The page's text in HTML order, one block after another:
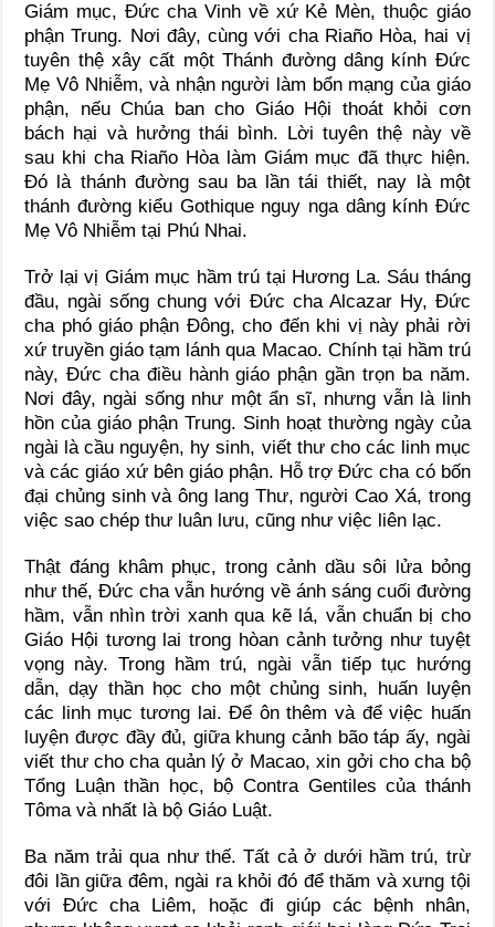
Giám mục, Đức cha Vinh về xứ Kẻ Mèn, thuộc giáo
phận Trung. Nơi đây, cùng với cha Riaño Hòa, hai vị
tuyên thệ xây cất một Thánh đường dâng kính Đức
Mẹ Vô Nhiễm, và nhận người làm bổn mạng của giáo
phận, nếu Chúa ban cho Giáo Hội thoát khỏi cơn
bách hại và hưởng thái bình. Lời tuyên thệ này về
sau khi cha Riaño Hòa làm Giám mục đã thực hiện.
Đó là thánh đường sau ba lần tái thiết, nay là một
thánh đường kiểu Gothique nguy nga dâng kính Đức
Mẹ Vô Nhiễm tại Phú Nhai.
Trở lại vị Giám mục hầm trú tại Hương La. Sáu tháng
đầu, ngài sống chung với Đức cha Alcazar Hy, Đức
cha phó giáo phận Đông, cho đến khi vị này phải rời
xứ truyền giáo tạm lánh qua Macao. Chính tại hầm trú
này, Đức cha điều hành giáo phận gần trọn ba năm.
Nơi đây, ngài sống như một ẩn sĩ, nhưng vẫn là linh
hồn của giáo phận Trung. Sinh hoạt thường ngày của
ngài là cầu nguyện, hy sinh, viết thư cho các linh mục
và các giáo xứ bên giáo phận. Hỗ trợ Đức cha có bốn
đại chủng sinh và ông lang Thư, người Cao Xá, trong
việc sao chép thư luân lưu, cũng như việc liên lạc.
Thật đáng khâm phục, trong cảnh dầu sôi lửa bỏng
như thế, Đức cha vẫn hướng về ánh sáng cuối đường
hầm, vẫn nhìn trời xanh qua kẽ lá, vẫn chuẩn bị cho
Giáo Hội tương lai trong hòan cảnh tưởng như tuyệt
vọng này. Trong hầm trú, ngài vẫn tiếp tục hướng
dẫn, dạy thần học cho một chủng sinh, huấn luyện
các linh mục tương lai. Để ôn thêm và để việc huấn
luyện được đầy đủ, giữa khung cảnh bão táp ấy, ngài
viết thư cho cha quản lý ở Macao, xin gởi cho cha bộ
Tổng Luận thần học, bộ Contra Gentiles của thánh
Tôma và nhất là bộ Giáo Luật.
Ba năm trải qua như thế. Tất cả ở dưới hầm trú, trừ
đôi lần giữa đêm, ngài ra khỏi đó để thăm và xưng tội
với Đức cha Liêm, hoặc đi giúp các bệnh nhân,